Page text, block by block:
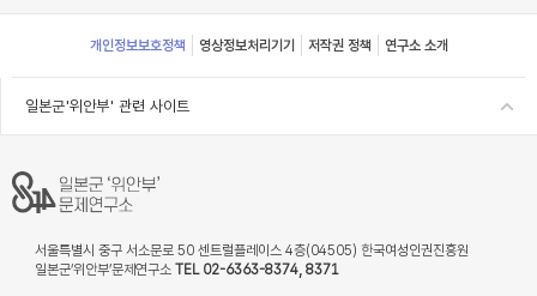
Footer
개인정보보호정책 영상정보처리기기 저작권 정책 연구소 소개
일본군'위안부' 관련 사이트
서울특별시 중구 서소문로 50 센트럴플레이스 4층(04505) 한국여성인권진흥원
일본군‘위안부’문제연구소 TEL 02-6363-8374, 8371